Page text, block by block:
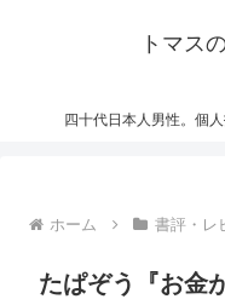
トマス
四十代日本人男性。個
ホーム 書評・レ
たぱぞう『お金